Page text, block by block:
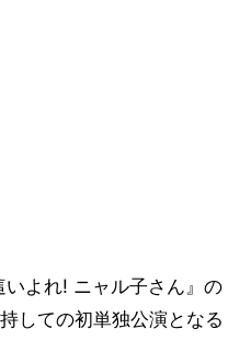
よれ! ニャル子さん』の
しての初単独公演となる